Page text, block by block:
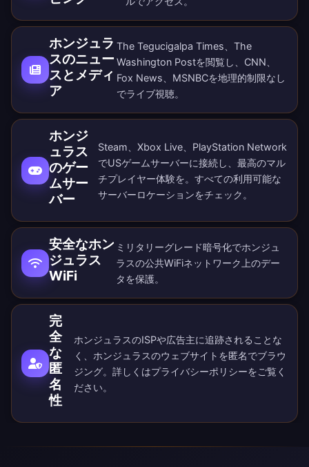
ホンジュラ
スのニュー
スとメディ
ア
The Tegucigalpa Times、The
Washington Postを閲覧し、CNN、
Fox News、MSNBCを地理的制限なし
でライブ視聴。
ホンジ
ュラス
のゲー
ムサー
バー
Steam、Xbox Live、PlayStation Network
でUSゲームサーバーに接続し、最高のマル
チプレイヤー体験を。すべての利用可能な
サーバーロケーションをチェック。
安全なホン
ジュラス
WiFi
ミリタリーグレード暗号化でホンジュ
ラスの公共WiFiネットワーク上のデー
タを保護。
完
全
な
匿
名
性
ホンジュラスのISPや広告主に追跡されることな
く、ホンジュラスのウェブサイトを匿名でブラウ
ジング。詳しくはプライバシーポリシーをご覧く
ださい。